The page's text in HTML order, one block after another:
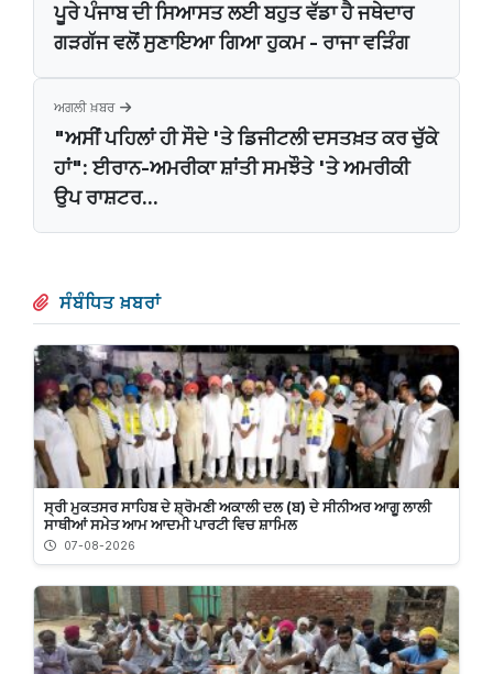
ਪੂਰੇ ਪੰਜਾਬ ਦੀ ਸਿਆਸਤ ਲਈ ਬਹੁਤ ਵੱਡਾ ਹੈ ਜਥੇਦਾਰ
ਗੜਗੱਜ ਵਲੋਂ ਸੁਣਾਇਆ ਗਿਆ ਹੁਕਮ - ਰਾਜਾ ਵੜਿੰਗ
ਅਗਲੀ ਖ਼ਬਰ
"ਅਸੀਂ ਪਹਿਲਾਂ ਹੀ ਸੌਦੇ 'ਤੇ ਡਿਜੀਟਲੀ ਦਸਤਖ਼ਤ ਕਰ ਚੁੱਕੇ
ਹਾਂ": ਈਰਾਨ-ਅਮਰੀਕਾ ਸ਼ਾਂਤੀ ਸਮਝੌਤੇ 'ਤੇ ਅਮਰੀਕੀ
ਉਪ ਰਾਸ਼ਟਰ...
ਸੰਬੰਧਿਤ ਖ਼ਬਰਾਂ
ਸ੍ਰੀ ਮੁਕਤਸਰ ਸਾਹਿਬ ਦੇ ਸ਼੍ਰੋਮਣੀ ਅਕਾਲੀ ਦਲ (ਬ) ਦੇ ਸੀਨੀਅਰ ਆਗੂ ਲਾਲੀ
ਸਾਥੀਆਂ ਸਮੇਤ ਆਮ ਆਦਮੀ ਪਾਰਟੀ ਵਿਚ ਸ਼ਾਮਿਲ
07-08-2026